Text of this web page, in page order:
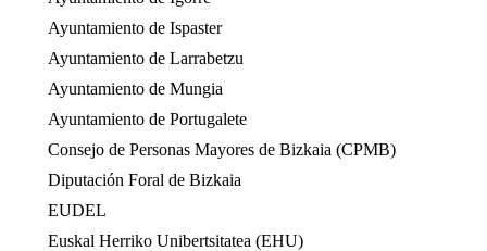
Ayuntamiento de Ispaster
Ayuntamiento de Larrabetzu
Ayuntamiento de Mungia
Ayuntamiento de Portugalete
Consejo de Personas Mayores de Bizkaia (CPMB)
Diputación Foral de Bizkaia
EUDEL
Euskal Herriko Unibertsitatea (EHU)